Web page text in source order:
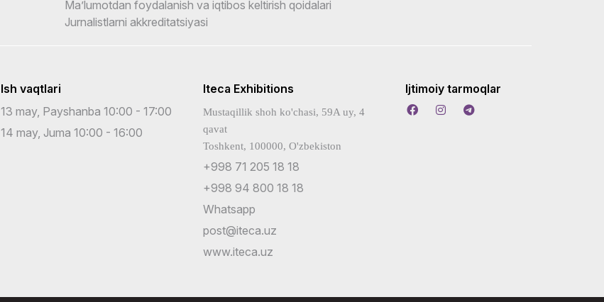
Ma’lumotdan foydalanish va iqtibos keltirish qoidalari
Jurnalistlarni akkreditatsiyasi
Ish vaqtlari
13 may, Payshanba 10:00 - 17:00
14 may, Juma 10:00 - 16:00
Iteca Exhibitions
Mustaqillik shoh ko'chasi, 59A uy, 4
qavat
Toshkent, 100000, O'zbekiston
+998 71 205 18 18
+998 94 800 18 18
Whatsapp
post@iteca.uz
www.iteca.uz
Ijtimoiy tarmoqlar